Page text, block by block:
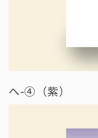
ヘ-④（紫）